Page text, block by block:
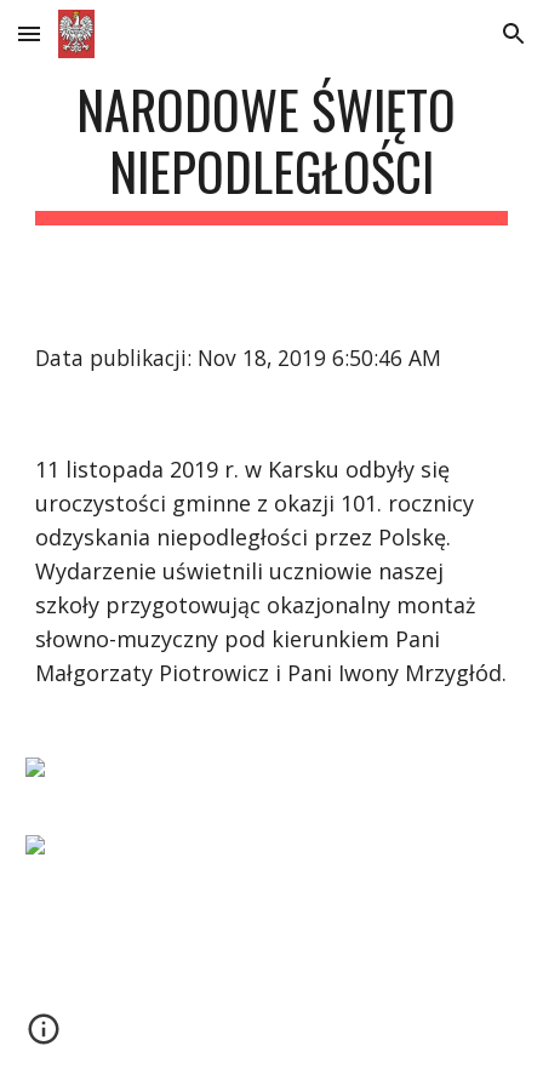
Skip to main content Skip to navigation
NARODOWE ŚWIĘTO
NIEPODLEGŁOŚCI
Data publikacji: Nov 18, 2019 6:50:46 AM
11 listopada 2019 r. w Karsku odbyły się
uroczystości gminne z okazji 101. rocznicy
odzyskania niepodległości przez Polskę.
Wydarzenie uświetnili uczniowie naszej
szkoły przygotowując okazjonalny montaż
słowno-muzyczny pod kierunkiem Pani
Małgorzaty Piotrowicz i Pani Iwony Mrzygłód.